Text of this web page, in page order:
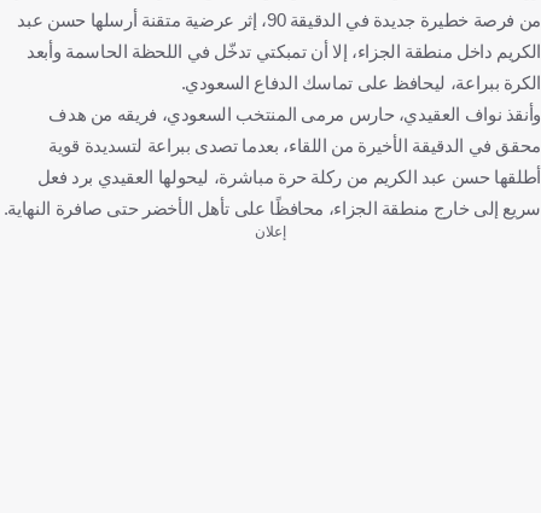
من فرصة خطيرة جديدة في الدقيقة 90، إثر عرضية متقنة أرسلها حسن عبد
الكريم داخل منطقة الجزاء، إلا أن تمبكتي تدخّل في اللحظة الحاسمة وأبعد
الكرة ببراعة، ليحافظ على تماسك الدفاع السعودي.
وأنقذ نواف العقيدي، حارس مرمى المنتخب السعودي، فريقه من هدف
محقق في الدقيقة الأخيرة من اللقاء، بعدما تصدى ببراعة لتسديدة قوية
أطلقها حسن عبد الكريم من ركلة حرة مباشرة، ليحولها العقيدي برد فعل
سريع إلى خارج منطقة الجزاء، محافظًا على تأهل الأخضر حتى صافرة النهاية.
إعلان